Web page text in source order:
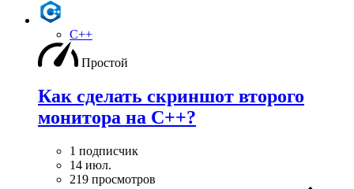
C++
Простой
Как сделать скриншот второго
монитора на С++?
1 подписчик
14 июл.
219 просмотров